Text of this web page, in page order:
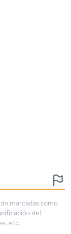
marcadas como
del
etc.